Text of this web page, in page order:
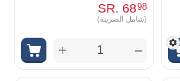
SR. 6898
(شامل الضريبة)
+ −